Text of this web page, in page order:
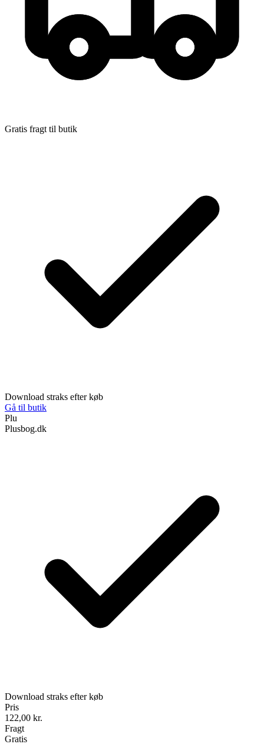
Gratis fragt til butik
Download straks efter køb
Gå til butik
Plu
Plusbog.dk
Download straks efter køb
Pris
122,00 kr.
Fragt
Gratis